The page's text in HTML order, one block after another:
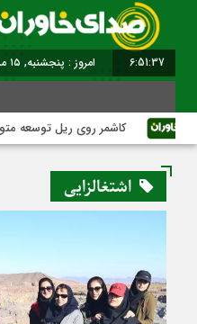
6:51:37 برابر با : Thursday - 6 August - 2026
کاشمر روی ریل توسعه متوازن
اشتغالزایی